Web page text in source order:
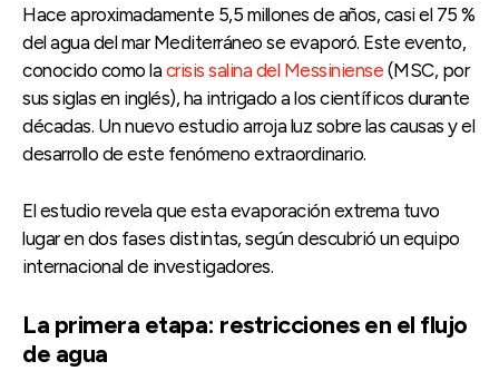
Hace aproximadamente 5,5 millones de años, casi el 75 %
del agua del mar Mediterráneo se evaporó. Este evento,
conocido como lacrisis salina del Messiniense (MSC, por
sus siglas en inglés), ha intrigado a los científicos durante
décadas. Un nuevo estudio arroja luz sobre las causas y el
desarrollo de este fenómeno extraordinario.
El estudio revela que esta evaporación extrema tuvo
lugar en dos fases distintas, según descubrió un equipo
internacional de investigadores.
La primera etapa: restricciones en el flujo
de agua